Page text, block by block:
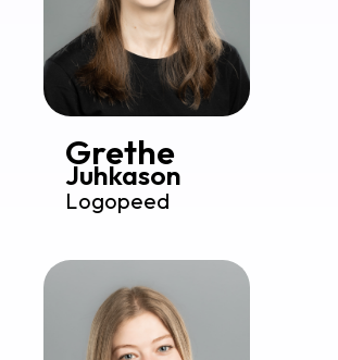
Grethe
Juhkason
Logopeed